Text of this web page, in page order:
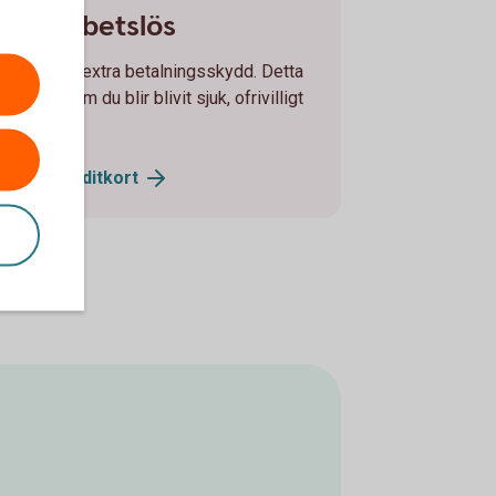
arbetslös
teckna ett extra betalningsskydd. Detta
om du blir blivit sjuk, ofrivilligt
och kreditkort